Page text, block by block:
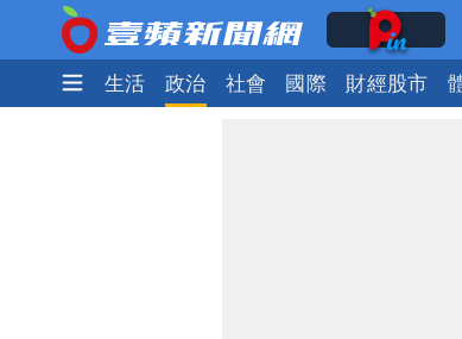
娛樂時尚 生活 政治 社會 國際 財經股市